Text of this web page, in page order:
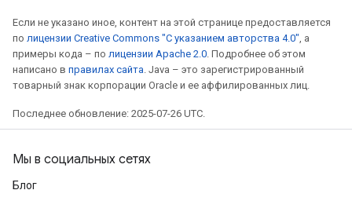
Если не указано иное, контент на этой странице предоставляется
по лицензии Creative Commons "С указанием авторства 4.0" , а
примеры кода – по лицензии Apache 2.0 . Подробнее об этом
написано в правилах сайта . Java – это зарегистрированный
товарный знак корпорации Oracle и ее аффилированных лиц.
Последнее обновление: 2025-07-26 UTC.
Мы в социальных сетях
Блог